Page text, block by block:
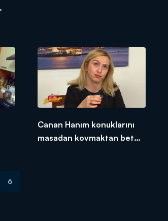
Canan Hanım konuklarını
masadan kovmaktan beter
6